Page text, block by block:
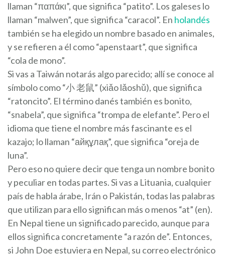
llaman “παπάκι”, que significa “patito”. Los galeses lo
llaman “malwen”, que significa “caracol”. En holandés
también se ha elegido un nombre basado en animales,
y se refieren a él como “apenstaart”, que significa
“cola de mono”.
Si vas a Taiwán notarás algo parecido; allí se conoce al
símbolo como “小 老鼠” (xiǎo lǎoshǔ), que significa
“ratoncito”. El término danés también es bonito,
“snabela”, que significa “trompa de elefante”. Pero el
idioma que tiene el nombre más fascinante es el
kazajo; lo llaman “айқұлақ”, que significa “oreja de
luna”.
Pero eso no quiere decir que tenga un nombre bonito
y peculiar en todas partes. Si vas a Lituania, cualquier
país de habla árabe, Irán o Pakistán, todas las palabras
que utilizan para ello significan más o menos “at” (en).
En Nepal tiene un significado parecido, aunque para
ellos significa concretamente “a razón de”. Entonces,
si John Doe estuviera en Nepal, su correo electrónico